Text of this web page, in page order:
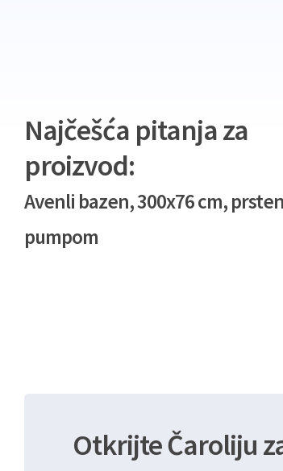
Najčešća pitanja za
proizvod:
Avenli bazen, 300x76 cm,
pumpom
Otkrijte Čaroliju